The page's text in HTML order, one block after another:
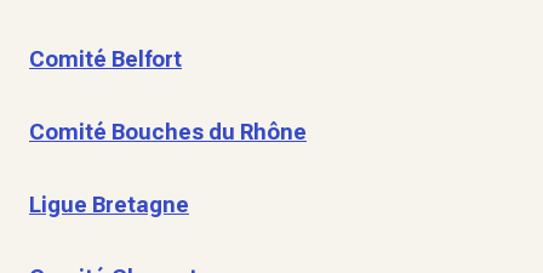
Comité Belfort
Comité Bouches du Rhône
Ligue Bretagne